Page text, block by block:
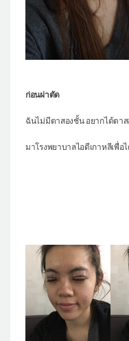
แนะนำโรงพยาบาลไอดี
ศัลยกรรมอย่างปลอดภัย
ก่อนผ่าตัด
ฉันไม่มีตาสองชั้น อยากได้ตา
มาโรงพยาบาลไอดีเกาหลีเพื่